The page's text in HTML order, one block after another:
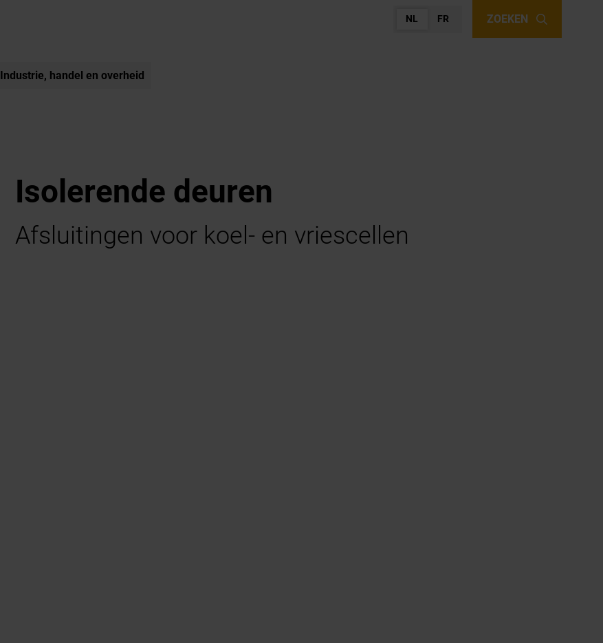
NL FR ZOEKEN
Industrie, handel en overheid
Isolerende deuren
Afsluitingen voor koel- en vriescellen